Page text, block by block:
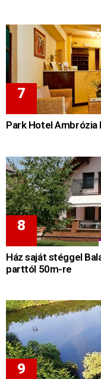
Park Hotel
Ház saját stéggel
parttól 50m-re